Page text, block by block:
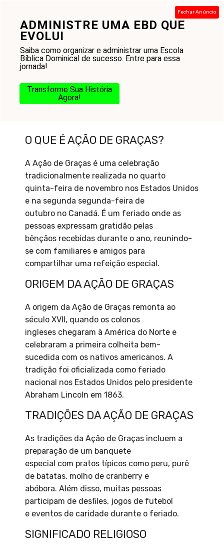
ADMINISTRE UMA EBD QUE
EVOLUI
Saiba como organizar e administrar uma Escola
Bíblica Dominical de sucesso. Entre para essa
jornada!
Transforme Sua História
Agora!
Fechar Anúncio
conteúdo
O que é : Ação de Graças
O QUE É AÇÃO DE GRAÇAS?
A Ação de Graças é uma celebração
tradicionalmente realizada no quarto
quinta-feira de novembro nos Estados Unidos
e na segunda segunda-feira de
outubro no Canadá. É um feriado onde as
pessoas expressam gratidão pelas
bênçãos recebidas durante o ano, reunindo-
se com familiares e amigos para
compartilhar uma refeição especial.
ORIGEM DA AÇÃO DE GRAÇAS
A origem da Ação de Graças remonta ao
século XVII, quando os colonos
ingleses chegaram à América do Norte e
celebraram a primeira colheita bem-
sucedida com os nativos americanos. A
tradição foi oficializada como feriado
nacional nos Estados Unidos pelo presidente
Abraham Lincoln em 1863.
TRADIÇÕES DA AÇÃO DE GRAÇAS
As tradições da Ação de Graças incluem a
preparação de um banquete
especial com pratos típicos como peru, purê
de batatas, molho de cranberry e
abóbora. Além disso, muitas pessoas
participam de desfiles, jogos de futebol
e eventos de caridade durante o feriado.
SIGNIFICADO RELIGIOSO